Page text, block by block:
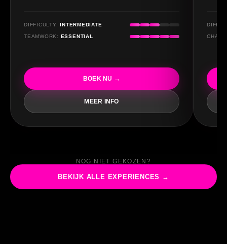
DIFFICULTY:INTERMEDIATE
TEAMWORK: ESSENTIAL
BOEK NU →
MEER INFO
NOG NIET GEKOZEN?
BEKIJK ALLE EXPERIENCES →